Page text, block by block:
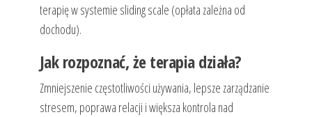
terapię w systemie sliding scale (opłata zależna od
dochodu).
Jak rozpoznać, że terapia działa?
Zmniejszenie częstotliwości używania, lepsze zarządzanie
stresem, poprawa relacji i większa kontrola nad